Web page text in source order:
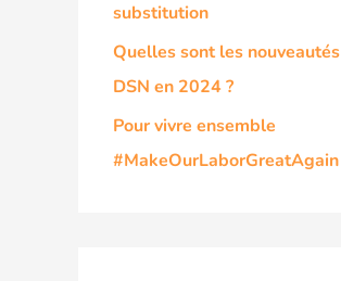
substitution
Quelles sont les
DSN en 2024 ?
Pour vivre ensemble
#MakeOurLaborGreatAgain